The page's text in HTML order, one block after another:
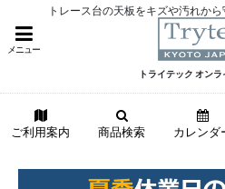
トレース台の天板をキズや汚れか
メニュー
トライテック オン
ご利用案内 商品検索 カレンダ